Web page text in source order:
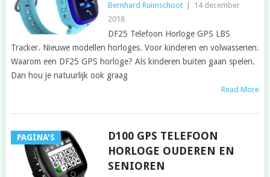
Bernhard Ruimschoot
14 december
2018
DF25 Telefoon Horloge GPS LBS
Tracker. Nieuwe modellen horloges. Voor kinderen en volwassenen.
Waarom een DF25 GPS horloge? Als kinderen buiten gaan spelen.
Dan hou je natuurlijk ook graag
Read More
PAGINA'S
D100 GPS TELEFOON
HORLOGE OUDEREN EN
SENIOREN